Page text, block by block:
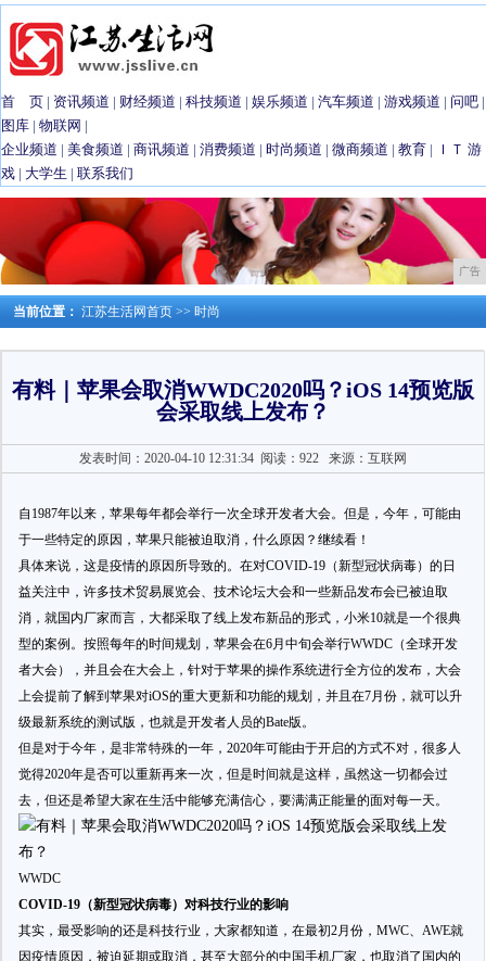
首 页 | 资讯频道 | 财经频道 | 科技频道 | 娱乐频道 | 汽车频道 | 游戏频道 | 问吧 |
图库 | 物联网 |
企业频道 | 美食频道 | 商讯频道 | 消费频道 | 时尚频道 | 微商频道 | 教育 | ＩＴ 游
戏 | 大学生 | 联系我们
广告
当前位置： 江苏生活网首页 >> 时尚
有料｜苹果会取消WWDC2020吗？iOS 14预览版
会采取线上发布？
发表时间：2020-04-10 12:31:34 阅读：922来源：互联网
自1987年以来，苹果每年都会举行一次全球开发者大会。但是，今年，可能由
于一些特定的原因，苹果只能被迫取消，什么原因？继续看！
具体来说，这是疫情的原因所导致的。在对COVID-19（新型冠状病毒）的日
益关注中，许多技术贸易展览会、技术论坛大会和一些新品发布会已被迫取
消，就国内厂家而言，大都采取了线上发布新品的形式，小米10就是一个很典
型的案例。按照每年的时间规划，苹果会在6月中旬会举行WWDC（全球开发
者大会），并且会在大会上，针对于苹果的操作系统进行全方位的发布，大会
上会提前了解到苹果对iOS的重大更新和功能的规划，并且在7月份，就可以升
级最新系统的测试版，也就是开发者人员的Bate版。
但是对于今年，是非常特殊的一年，2020年可能由于开启的方式不对，很多人
觉得2020年是否可以重新再来一次，但是时间就是这样，虽然这一切都会过
去，但还是希望大家在生活中能够充满信心，要满满正能量的面对每一天。
WWDC
COVID-19（新型冠状病毒）对科技行业的影响
其实，最受影响的还是科技行业，大家都知道，在最初2月份，MWC、AWE就
因疫情原因，被迫延期或取消，甚至大部分的中国手机厂家，也取消了国内的